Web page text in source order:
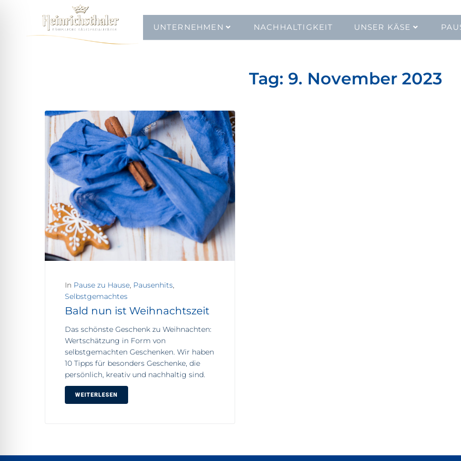
UNTERNEHMEN
NACHHALTIGKEIT UNSER KÄSE
Tag: 9. November 2023
In Pause zu Hause, Pausenhits,
Selbstgemachtes
Bald nun ist Weihnachtszeit
Das schönste Geschenk zu Weihnachten:
Wertschätzung in Form von
selbstgemachten Geschenken. Wir haben
10 Tipps für besonders Geschenke, die
persönlich, kreativ und nachhaltig sind.
WEITERLESEN